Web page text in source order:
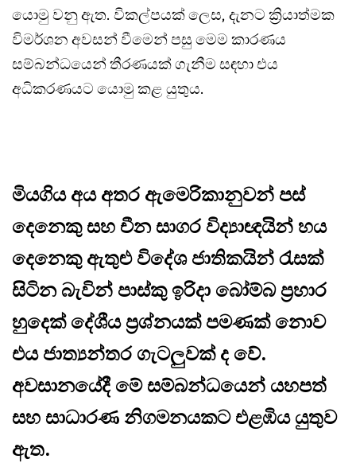
යොමු වනු ඇත. විකල්පයක් ලෙස, දැනට ක්‍රියාත්මක
විමර්ශන අවසන් වීමෙන් පසු මෙම කාරණය
සම්බන්ධයෙන් තීරණයක් ගැනීම සඳහා එය
අධිකරණයට යොමු කළ යුතුය.
මියගිය අය අතර ඇමෙරිකානුවන් පස්
දෙනෙකු සහ චීන සාගර විද්‍යාඥයින් හය
දෙනෙකු ඇතුළු විදේශ ජාතිකයින් රැසක්
සිටින බැවින් පාස්කු ඉරිදා බෝම්බ ප්‍රහාර
හුදෙක් දේශීය ප්‍රශ්නයක් පමණක් නොව
එය ජාත්‍යන්තර ගැටලුවක් ද වේ.
අවසානයේදී මේ සම්බන්ධයෙන් යහපත්
සහ සාධාරණ නිගමනයකට එළඹිය යුතුව
ඇත.